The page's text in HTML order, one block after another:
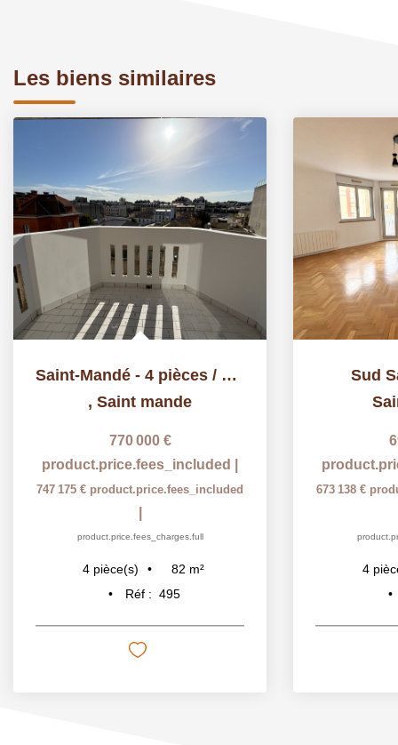
Les biens similaires
Saint-Mandé - 4 pièces / Prox Mairie
, Saint mande
770 000 €
product.price.fees_included
747 175 € product.price.fees_included
product.price.fees_charges.full
4 pièce(s) 82 m²
Réf : 495
Sud
673 138 €
4